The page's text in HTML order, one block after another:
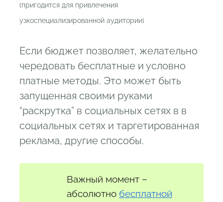
(пригодится для привлечения
узкоспециализированной аудитории)
Если бюджет позволяет, желательно
чередовать бесплатные и условно
платные методы. Это может быть
запущенная своими руками
“раскрутка” в социальных сетях в в
социальных сетях и таргетированная
реклама, другие способы.
Важный момент –
абсолютно бесплатной